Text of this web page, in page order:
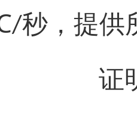
/秒 ，提
，加盖